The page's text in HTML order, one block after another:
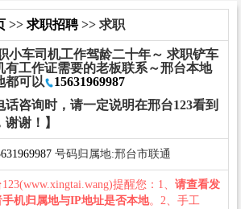
>> 求职招聘>> 求职
小车司机工作驾龄二十年～ 求职铲车
有工作证需要的老板联系～邢台本地
都可以
15631969987
话咨询时，请一定说明在邢台123看到
谢谢！】
号码归属地:邢台市联通
提醒您：1、 请查看发
手机归属地与IP地址是否本地。2、手工